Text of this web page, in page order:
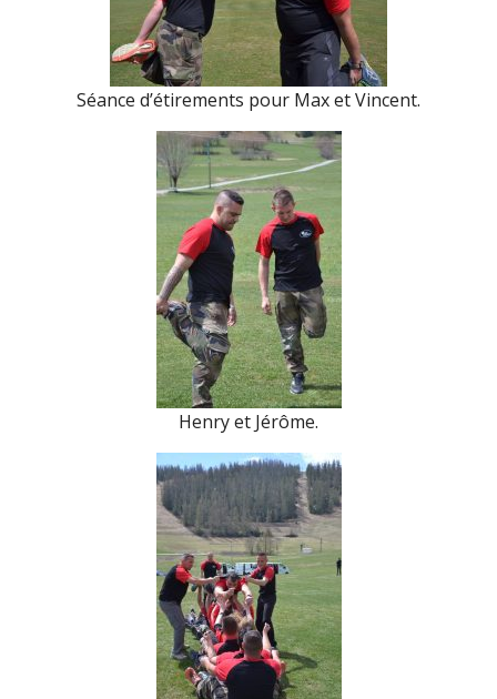
Séance d’étirements pour Max et Vincent.
Henry et Jérôme.